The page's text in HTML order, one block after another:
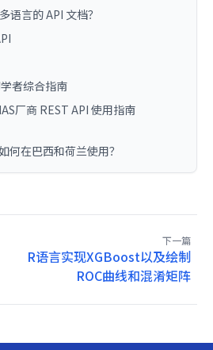
语言的 API 文档？
者综合指南
厂商 REST API 使用指南
何在巴西和荷兰使用？
下一篇
R语言实现XGBoost以及绘制
ROC曲线和混淆矩阵